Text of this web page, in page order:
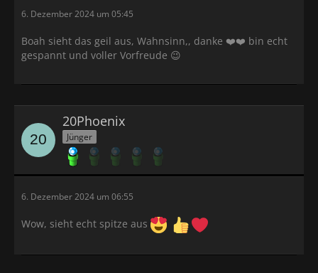
6. Dezember 2024 um 05:45
Boah sieht das geil aus, Wahnsinn,, danke ❤️❤️ bin echt
gespannt und voller Vorfreude 😉
20Phoenix
Jünger
6. Dezember 2024 um 06:55
Wow, sieht echt spitze aus